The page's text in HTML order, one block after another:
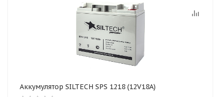
Аккумулятор SILTECH SPS 1218 (12V18A)